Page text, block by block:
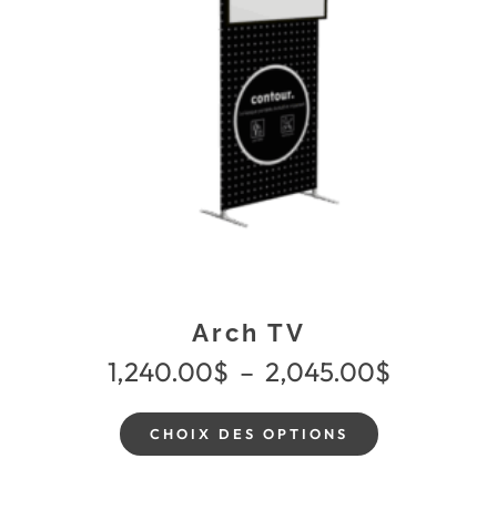
Arch TV
1,240.00$ – 2,045.00$
CHOIX DES OPTIONS